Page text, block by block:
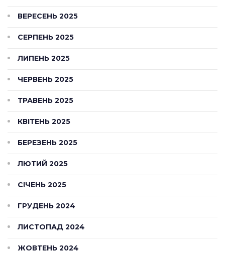
ВЕРЕСЕНЬ 2025
СЕРПЕНЬ 2025
ЛИПЕНЬ 2025
ЧЕРВЕНЬ 2025
ТРАВЕНЬ 2025
КВІТЕНЬ 2025
БЕРЕЗЕНЬ 2025
ЛЮТИЙ 2025
СІЧЕНЬ 2025
ГРУДЕНЬ 2024
ЛИСТОПАД 2024
ЖОВТЕНЬ 2024